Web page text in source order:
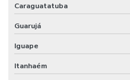
Onde Comprar Ribbon Misto
Onde Encontrar Etiqueta De
Onde Encontrar Etiqueta Nylon
Caraguatatuba
Guarujá
Iguape
Itanhaém